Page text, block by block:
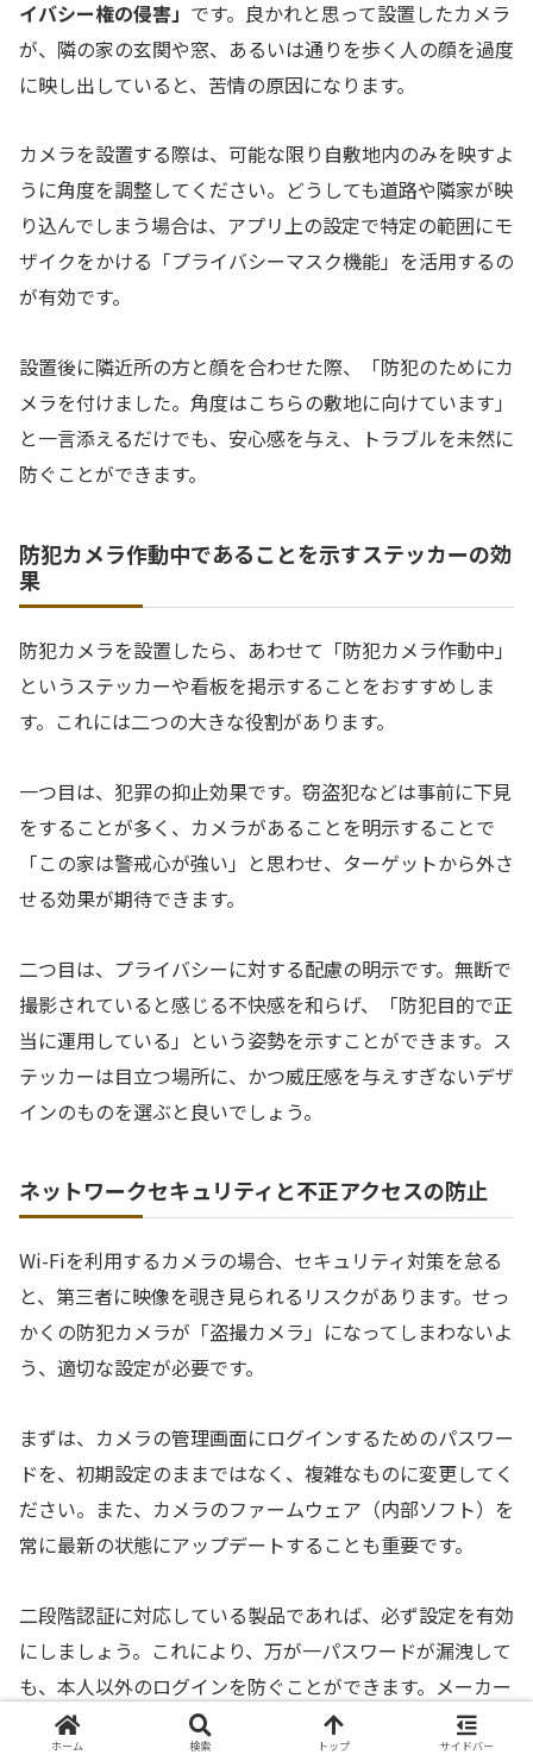
イバシー権の侵害」 です。良かれと思って設置したカメラ
が、隣の家の玄関や窓、あるいは通りを歩く人の顔を過度
に映し出していると、苦情の原因になります。
カメラを設置する際は、可能な限り自敷地内のみを映すよ
うに角度を調整してください。どうしても道路や隣家が映
り込んでしまう場合は、アプリ上の設定で特定の範囲にモ
ザイクをかける「プライバシーマスク機能」を活用するの
が有効です。
設置後に隣近所の方と顔を合わせた際、「防犯のためにカ
メラを付けました。角度はこちらの敷地に向けています」
と一言添えるだけでも、安心感を与え、トラブルを未然に
防ぐことができます。
防犯カメラ作動中であることを示すステッカーの効
果
防犯カメラを設置したら、あわせて「防犯カメラ作動中」
というステッカーや看板を掲示することをおすすめしま
す。これには二つの大きな役割があります。
一つ目は、犯罪の抑止効果です。窃盗犯などは事前に下見
をすることが多く、カメラがあることを明示することで
「この家は警戒心が強い」と思わせ、ターゲットから外さ
せる効果が期待できます。
二つ目は、プライバシーに対する配慮の明示です。無断で
撮影されていると感じる不快感を和らげ、「防犯目的で正
当に運用している」という姿勢を示すことができます。ス
テッカーは目立つ場所に、かつ威圧感を与えすぎないデザ
インのものを選ぶと良いでしょう。
ネットワークセキュリティと不正アクセスの防止
Wi-Fiを利用するカメラの場合、セキュリティ対策を怠る
と、第三者に映像を覗き見られるリスクがあります。せっ
かくの防犯カメラが「盗撮カメラ」になってしまわないよ
う、適切な設定が必要です。
まずは、カメラの管理画面にログインするためのパスワー
ドを、初期設定のままではなく、複雑なものに変更してく
ださい。また、カメラのファームウェア（内部ソフト）を
常に最新の状態にアップデートすることも重要です。
二段階認証に対応している製品であれば、必ず設定を有効
にしましょう。これにより、万が一パスワードが漏洩して
も、本人以外のログインを防ぐことができます。メーカー
の信頼性も考慮し、セキュリティ対策に定評のあるブラン
ホーム 検索 トップ サイドバー